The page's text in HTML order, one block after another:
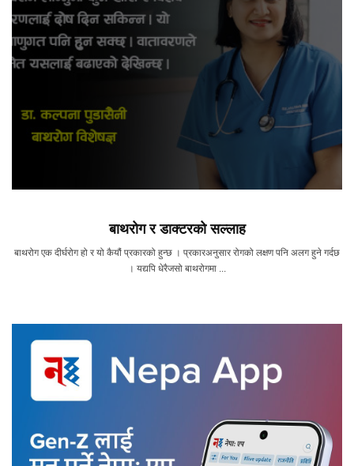
बाथरोग र डाक्टरको सल्लाह
बाथरोग एक दीर्घरोग हो र यो कैयौं प्रकारको हुन्छ । प्रकारअनुसार रोगको लक्षण पनि अलग हुने गर्दछ
। यद्यपि धेरैजसो बाथरोगमा ...